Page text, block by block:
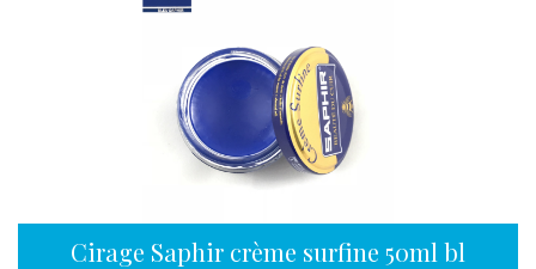
Cirage Saphir crème surfine 50ml bleu